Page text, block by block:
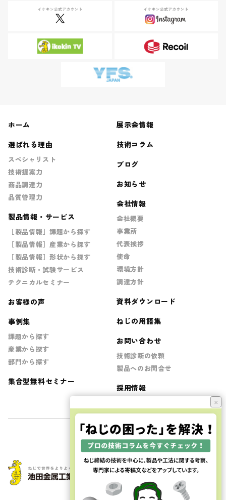
ホーム
選ばれる理由
スペシャリスト
技術提案力
商品調達力
品質管理力
製品情報・サービス
［製品情報］課題から探す
［製品情報］産業から探す
［製品情報］形状から探す
技術診断・試験サービス
テクニカルセミナー
お客様の声
事例集
課題から探す
産業から探す
部門から探す
集合型無料セミナー
展示会情報
技術コラム
ブログ
お知らせ
会社情報
会社概要
事業所
代表挨拶
使命
環境方針
調達方針
資料ダウンロード
ねじの用語集
お問い合わせ
技術診断の依頼
製品へのお問合せ
採用情報
JQA-QMA16403
×